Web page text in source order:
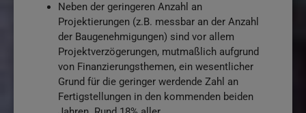
Neben der geringeren Anzahl an
Projektierungen (z.B. messbar an der Anzahl
der Baugenehmigungen) sind vor allem
Projektverzögerungen, mutmaßlich aufgrund
von Finanzierungsthemen, ein wesentlicher
Grund für die geringer werdende Zahl an
Fertigstellungen in den kommenden beiden